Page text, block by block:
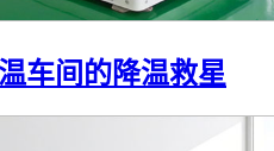
车间的降温救星